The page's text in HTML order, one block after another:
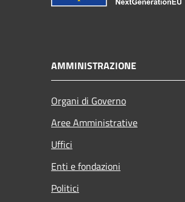
AMMINISTRAZIONE
Organi di Governo
Aree Amministrative
Uffici
Enti e fondazioni
Politici